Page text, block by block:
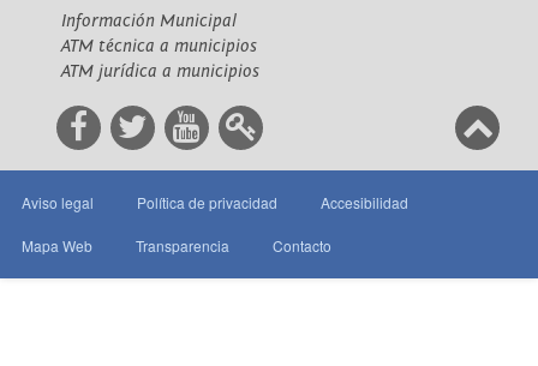
Información Municipal
ATM técnica a municipios
ATM jurídica a municipios
Aviso legal Política de privacidad Accesibilidad
Mapa Web Transparencia Contacto